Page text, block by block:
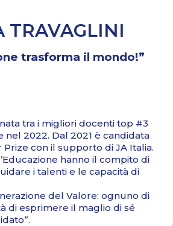
TRAVAGLINI
trasforma il mondo!”
tra i migliori docenti top #3
nel 2022. Dal 2021 è candidata
Prize con il supporto di JA Italia.
hanno il compito di
i talenti e le capacità di
del Valore: ognuno di
di esprimere il maglio di sé